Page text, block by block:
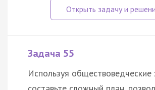
Задача 55
Используя обществоведческие